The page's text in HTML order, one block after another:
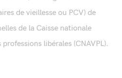
de vieillesse ou PCV) de
de la Caisse nationale
libérales (CNAVPL).